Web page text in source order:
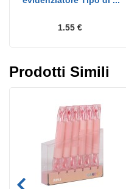
1.55 €
Prodotti Simili